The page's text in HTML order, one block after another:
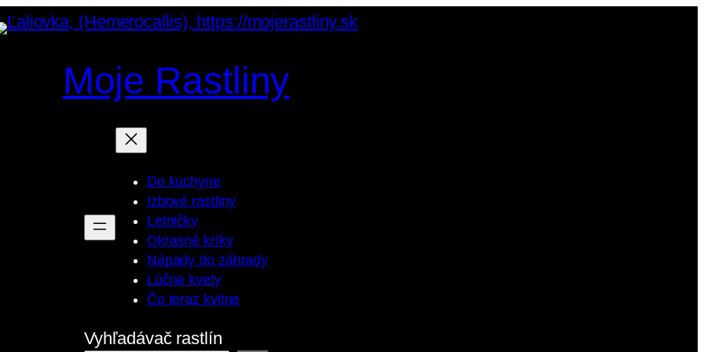
Moje Rastliny
Do kuchyne
Izbové rastliny
Letničky
Okrasné kríky
Nápady do záhrady
Lúčne kvety
Čo teraz kvitne
Vyhľadávač rastlín